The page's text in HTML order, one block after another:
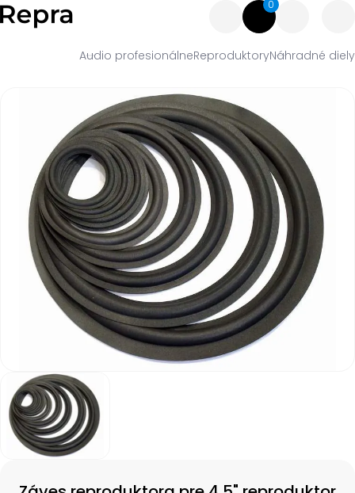
0
Audio profesionálneReproduktoryNáhradné diely
Item
of